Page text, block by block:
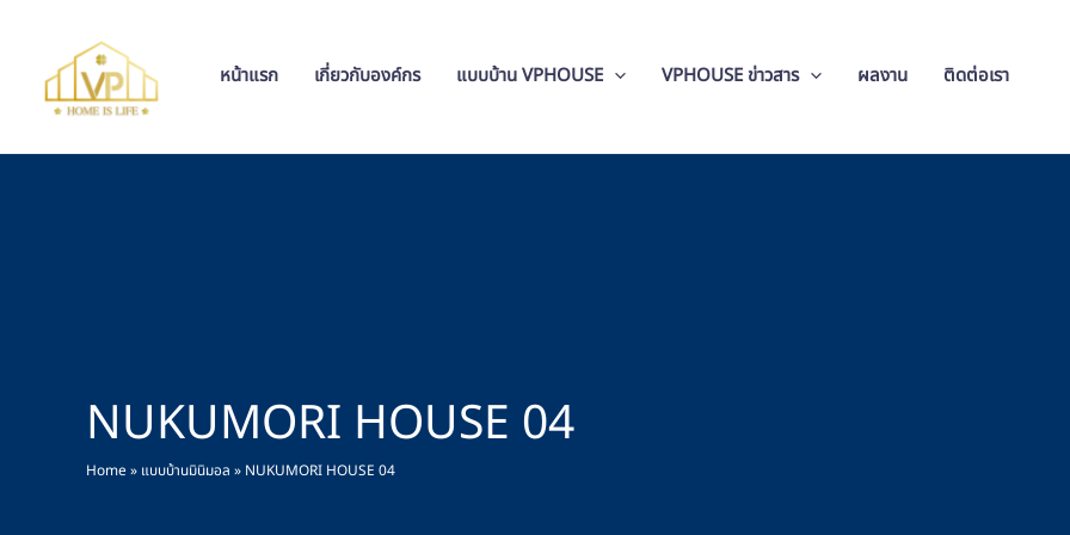
content
หน้าแรก เกี่ยวกับองค์กร แบบบ้าน VPHOUSE VPHOUSE ข่าวสาร ผลงาน ติดต่อเรา
NUKUMORI HOUSE 04
Home » แบบบ้านมินิมอล » NUKUMORI HOUSE 04